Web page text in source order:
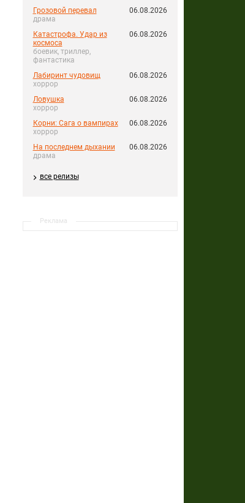
Грозовой перевал
драма
06.08.2026
Катастрофа. Удар из
космоса
боевик, триллер,
фантастика
06.08.2026
Лабиринт чудовищ
хоррор
06.08.2026
Ловушка
хоррор
06.08.2026
Корни: Сага о вампирах
хоррор
06.08.2026
На последнем дыхании
драма
06.08.2026
все релизы
Реклама